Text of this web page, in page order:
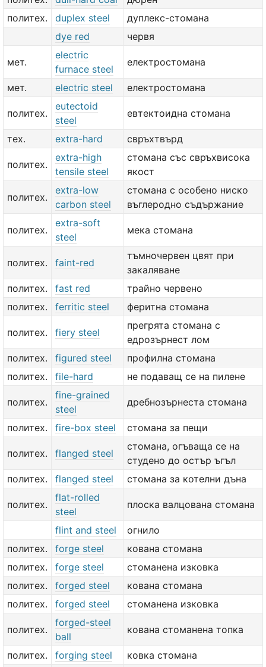
политех.
duplex steel
дуплекс-стомана
dye red
червя
мет.
electric
furnace steel
електростомана
мет. electric steel електростомана
политех.
eutectoid
steel
евтектоидна стомана
тех. extra-hard свръхтвърд
политех.
extra-high
tensile steel
стомана със свръхвисока
якост
политех.
extra-low
carbon steel
стомана с особено ниско
въглеродно съдържание
политех.
extra-soft
steel
мека стомана
политех. faint-red
тъмночервен цвят при
закаляване
политех.
fast red
трайно червено
политех.
ferritic steel феритна стомана
политех. fiery steel
прегрята стомана с
едрозърнест лом
политех.
figured steel
профилна стомана
политех.
file-hard не подаващ се на пилене
политех.
fine-grained
steel
дребнозърнеста стомана
политех. fire-box steel стомана за пещи
политех. flanged steel
стомана, огъваща се на
студено до остър ъгъл
политех.
flanged steel стомана за котелни дъна
политех.
flat-rolled
steel
плоска валцована стомана
flint and steel
огнило
политех.
forge steel
кована стомана
политех.
forge steel
стоманена изковка
политех.
forged steel
кована стомана
политех.
forged steel стоманена изковка
политех.
forged-steel
ball
кована стоманена топка
политех. forging steel ковка стомана